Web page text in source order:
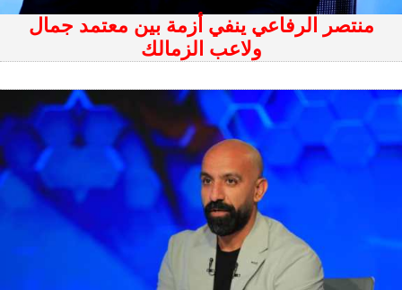
منتصر الرفاعي ينفي أزمة بين معتمد جمال
ولاعب الزمالك